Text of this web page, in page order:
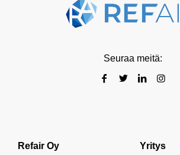
Seuraa meitä:
Refair Oy Yritys